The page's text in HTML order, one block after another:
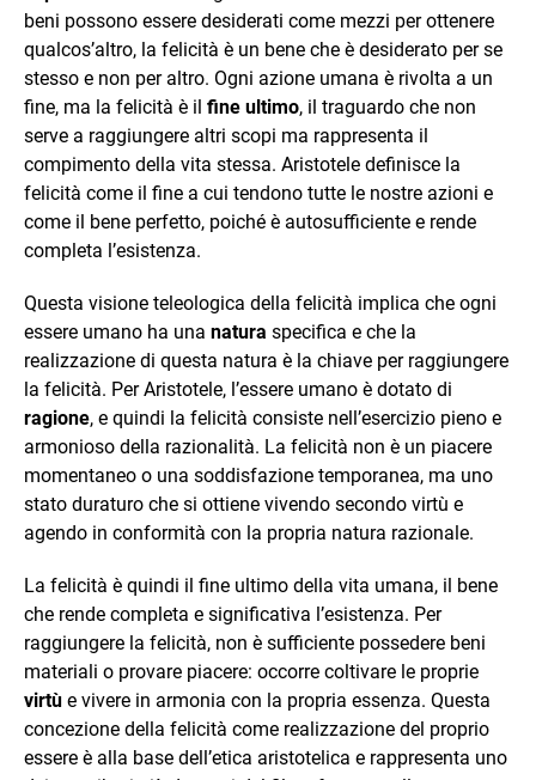
beni possono essere desiderati come mezzi per ottenere
qualcos’altro, la felicità è un bene che è desiderato per se
stesso e non per altro. Ogni azione umana è rivolta a un
fine, ma la felicità è il fine ultimo, il traguardo che non
serve a raggiungere altri scopi ma rappresenta il
compimento della vita stessa. Aristotele definisce la
felicità come il fine a cui tendono tutte le nostre azioni e
come il bene perfetto, poiché è autosufficiente e rende
completa l’esistenza.
Questa visione teleologica della felicità implica che ogni
essere umano ha una natura specifica e che la
realizzazione di questa natura è la chiave per raggiungere
la felicità. Per Aristotele, l’essere umano è dotato di
ragione, e quindi la felicità consiste nell’esercizio pieno e
armonioso della razionalità. La felicità non è un piacere
momentaneo o una soddisfazione temporanea, ma uno
stato duraturo che si ottiene vivendo secondo virtù e
agendo in conformità con la propria natura razionale.
La felicità è quindi il fine ultimo della vita umana, il bene
che rende completa e significativa l’esistenza. Per
raggiungere la felicità, non è sufficiente possedere beni
materiali o provare piacere: occorre coltivare le proprie
virtù e vivere in armonia con la propria essenza. Questa
concezione della felicità come realizzazione del proprio
essere è alla base dell’etica aristotelica e rappresenta uno